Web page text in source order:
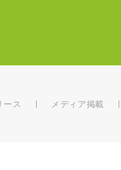
ース メディア掲載